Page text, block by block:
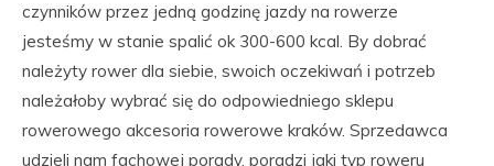
czynników przez jedną godzinę jazdy na rowerze
jesteśmy w stanie spalić ok 300-600 kcal. By dobrać
należyty rower dla siebie, swoich oczekiwań i potrzeb
należałoby wybrać się do odpowiedniego sklepu
rowerowego akcesoria rowerowe kraków. Sprzedawca
udzieli nam fachowej porady, poradzi jaki typ roweru